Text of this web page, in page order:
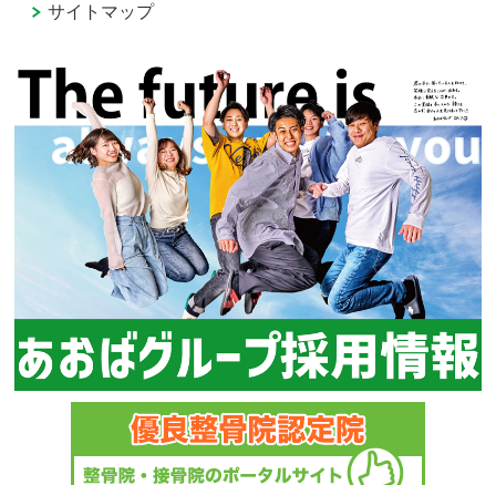
サイトマップ